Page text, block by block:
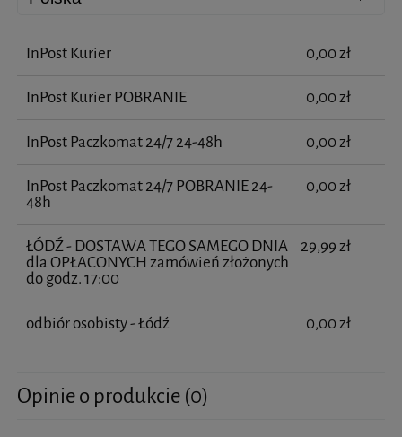
InPost Kurier 0,00 zł
InPost Kurier POBRANIE 0,00 zł
InPost Paczkomat 24/7 24-48h 0,00 zł
InPost Paczkomat 24/7 POBRANIE 24-
48h
0,00 zł
ŁÓDŹ - DOSTAWA TEGO SAMEGO DNIA
dla OPŁACONYCH zamówień złożonych
do godz. 17:00
29,99 zł
odbiór osobisty - Łódź 0,00 zł
Opinie o produkcie (0)